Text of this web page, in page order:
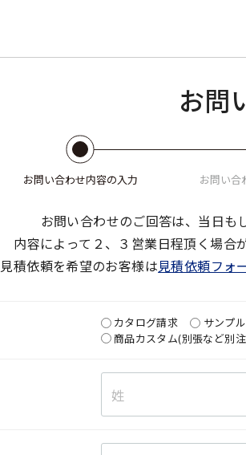
お問
お問い合わせ内容の入力 お問い合
お問い合わせのご回答は、当日も
内容によって２、３営業日程頂く場合
見積依頼を希望のお客様は見積依頼フォ
カタログ請求 サンプ
商品カスタム(別張など別